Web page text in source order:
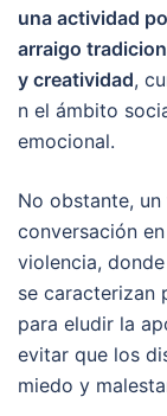
una actividad
arraigo
y creatividad,
n el ámbito
emocional.
No obstante,
conversación
violencia,
se caracterizan
para eludir la
evitar que los
miedo y